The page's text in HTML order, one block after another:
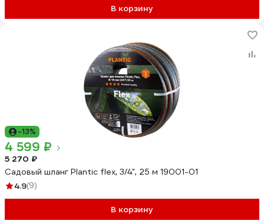
В корзину
-13%
4 599 ₽
5 270 ₽
Садовый шланг Plantic flex, 3/4", 25 м 19001-01
4.9(9)
В корзину